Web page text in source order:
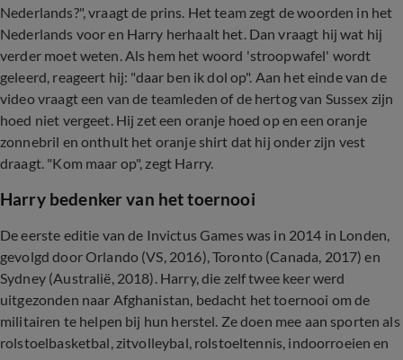
Nederlands?", vraagt de prins. Het team zegt de woorden in het
Nederlands voor en Harry herhaalt het. Dan vraagt hij wat hij
verder moet weten. Als hem het woord 'stroopwafel' wordt
geleerd, reageert hij: "daar ben ik dol op". Aan het einde van de
video vraagt een van de teamleden of de hertog van Sussex zijn
hoed niet vergeet. Hij zet een oranje hoed op en een oranje
zonnebril en onthult het oranje shirt dat hij onder zijn vest
draagt. "Kom maar op", zegt Harry.
Harry bedenker van het toernooi
De eerste editie van de Invictus Games was in 2014 in Londen,
gevolgd door Orlando (VS, 2016), Toronto (Canada, 2017) en
Sydney (Australië, 2018). Harry, die zelf twee keer werd
uitgezonden naar Afghanistan, bedacht het toernooi om de
militairen te helpen bij hun herstel. Ze doen mee aan sporten als
rolstoelbasketbal, zitvolleybal, rolstoeltennis, indoorroeien en